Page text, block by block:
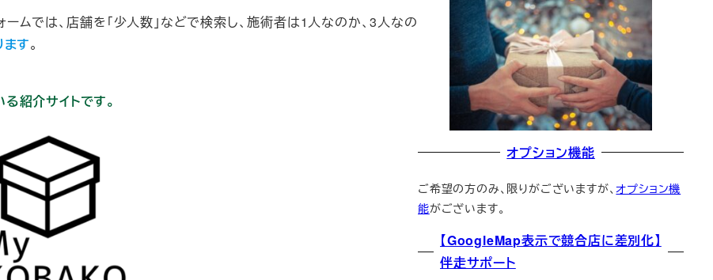
ムでは、店舗を「少人数」などで検索し、施術者は1人なのか、3人なの
す。
紹介サイトです。
オプション機能
ご希望の方のみ、限りがございますが、オプション機
能がございます。
【GoogleMap表示で競合店に差別化】
伴走サポート